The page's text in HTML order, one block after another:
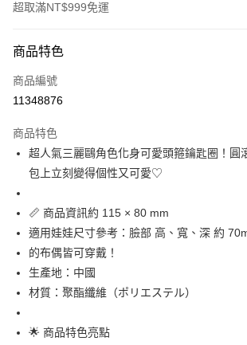
超取滿NT$999免運
信用卡一次付款
信用卡分期付款
合作金庫商業銀行
華南商業銀行
彰化商業銀
上海商業儲蓄銀行
臺灣中小企業銀行
匯豐（台灣）商業銀行
華泰商業銀行
聯邦商業銀行
遠東國際商
元大商業銀行
玉山商業銀行
台新國際商業銀行
超商取貨付款
LINE Pay
Apple Pay
街口支付
Google Pay
商品特色
商品編號
11348876
商品特色
超人氣三麗鷗角色化身可愛頭箍鑰匙圈！圓
包上立刻變得個性又可愛♡
📏 商品資訊約 115 × 80 mm
適用娃娃尺寸參考：臉部 高、寬、深 約
的布偶皆可穿戴！
生產地：中國
材質：聚酯纖維（ポリエステル）
🌟 商品特色亮點